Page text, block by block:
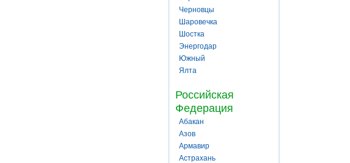
Черновцы
Шаровечка
Шостка
Энергодар
Южный
Ялта
Российская
Федерация
Абакан
Азов
Армавир
Астрахань